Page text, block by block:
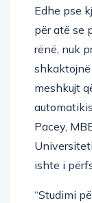
për atë se
rënë, nuk
shkaktojnë
meshkujt
Pacey,
ishte i
përdorimit